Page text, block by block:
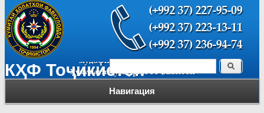
КҲФ Тоҷикистон
Навигация
Форма поиска Поиск